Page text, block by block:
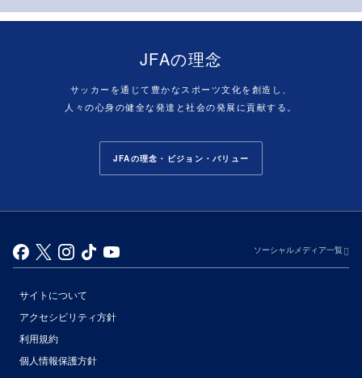
JFAの理念
サッカーを通じて豊かなスポーツ文化を創造し、
人々の心身の健全な発達と社会の発展に貢献する。
JFAの理念・ビジョン・バリュー
ソーシャルメディア一覧
サイトについて
アクセシビリティ方針
利用規約
個人情報保護方針